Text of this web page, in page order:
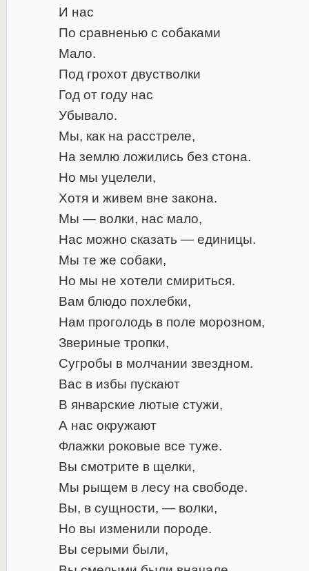
И нас
По сравненью с собаками
Мало.
Под грохот двустволки
Год от году нас
Убывало.
Мы, как на расстреле,
На землю ложились без стона.
Но мы уцелели,
Хотя и живем вне закона.
Мы — волки, нас мало,
Нас можно сказать — единицы.
Мы те же собаки,
Но мы не хотели смириться.
Вам блюдо похлебки,
Нам проголодь в поле морозном,
Звериные тропки,
Сугробы в молчании звездном.
Вас в избы пускают
В январские лютые стужи,
А нас окружают
Флажки роковые все туже.
Вы смотрите в щелки,
Мы рыщем в лесу на свободе.
Вы, в сущности, — волки,
Но вы изменили породе.
Вы серыми были,